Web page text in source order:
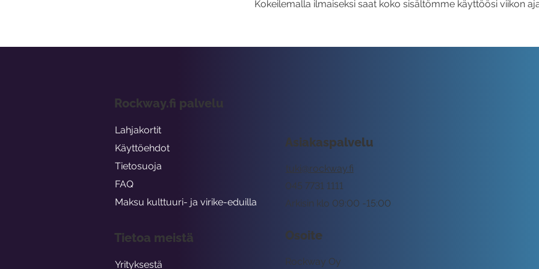
Kokeilemalla ilmaiseksi saat koko sisältömme käyttöösi viikon
Asiakaspalvelu
tuki@rockway.fi
Arkisin klo 09:00 -15:00
045 7731 1111
Osoite
Rockway Oy
Rockway.fi palvelu
Lahjakortit
Käyttöehdot
Tietosuoja
FAQ
Maksu kulttuuri- ja virike-eduilla
Tietoa meistä
Yrityksestä